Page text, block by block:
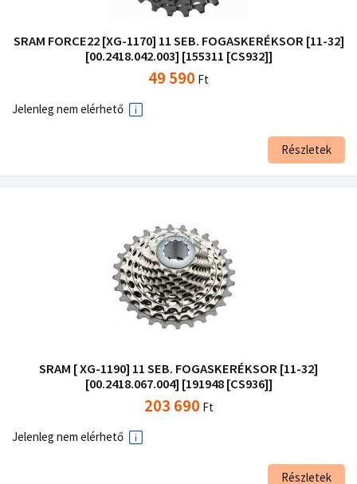
SRAM FORCE22 [XG-1170] 11 SEB. FOGASKERÉKSOR [11-32]
[00.2418.042.003] [155311 [CS932]]
49 590 Ft
Jelenleg nem elérhető
Részletek
SRAM [ XG-1190] 11 SEB. FOGASKERÉKSOR [11-32]
[00.2418.067.004] [191948 [CS936]]
203 690 Ft
Jelenleg nem elérhető
Részletek